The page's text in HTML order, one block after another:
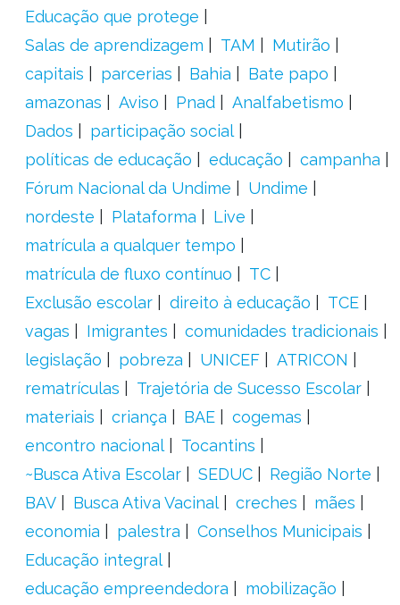
Educação que protege
Salas de aprendizagem
TAM
Mutirão
capitais
parcerias Bahia
Bate papo
amazonas
Aviso Pnad
Analfabetismo
Dados
participação social
políticas de educação
educação
campanha
Fórum Nacional da Undime
Undime
nordeste
Plataforma
Live
matrícula a qualquer tempo
matrícula de fluxo contínuo
TC
Exclusão escolar
direito à educação
TCE
vagas
Imigrantes
comunidades tradicionais
legislação
pobreza UNICEF
ATRICON
rematrículas
Trajetória de Sucesso Escolar
materiais
criança BAE
cogemas
encontro nacional
Tocantins
~Busca Ativa Escolar
SEDUC
Região Norte
BAV
Busca Ativa Vacinal creches
mães
economia
palestra
Conselhos Municipais
Educação integral
educação empreendedora
mobilização